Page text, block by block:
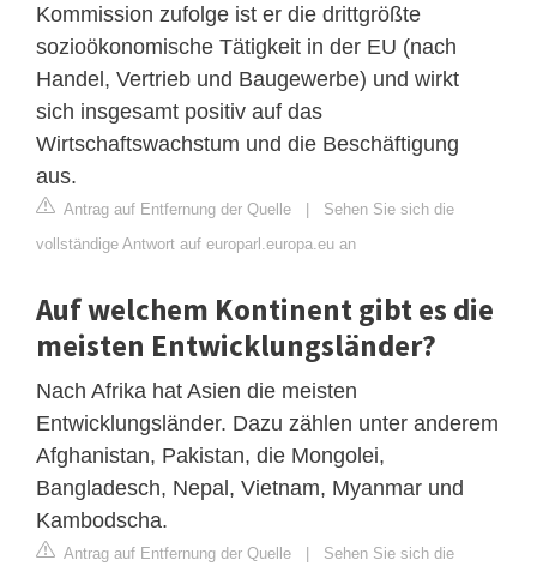
Kommission zufolge ist er die drittgrößte
sozioökonomische Tätigkeit in der EU (nach
Handel, Vertrieb und Baugewerbe) und wirkt
sich insgesamt positiv auf das
Wirtschaftswachstum und die Beschäftigung
aus.
Antrag auf Entfernung der Quelle | Sehen Sie sich die
vollständige Antwort auf europarl.europa.eu an
Auf welchem Kontinent gibt es die
meisten Entwicklungsländer?
Nach Afrika hat Asien die meisten
Entwicklungsländer. Dazu zählen unter anderem
Afghanistan, Pakistan, die Mongolei,
Bangladesch, Nepal, Vietnam, Myanmar und
Kambodscha.
Antrag auf Entfernung der Quelle | Sehen Sie sich die